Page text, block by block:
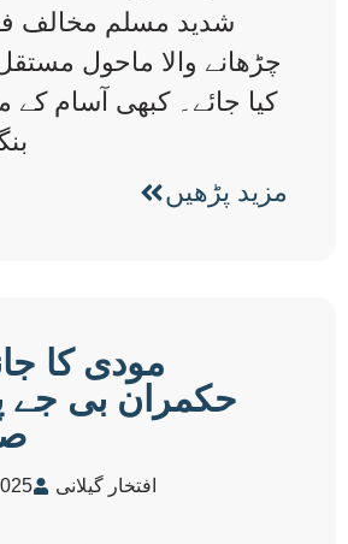
شدید مسلم مخالف
چڑھانے والا ماحول مستقل
کیا جائے۔ کبھی آسام کے
مزید پڑھیں
مودی کا
حکمران بی جے
افتخار گیلانی